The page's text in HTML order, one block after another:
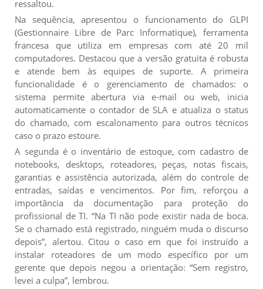
ressaltou.
Na sequência, apresentou o funcionamento do GLPI
(Gestionnaire Libre de Parc Informatique), ferramenta
francesa que utiliza em empresas com até 20 mil
computadores. Destacou que a versão gratuita é robusta
e atende bem às equipes de suporte. A primeira
funcionalidade é o gerenciamento de chamados: o
sistema permite abertura via e-mail ou web, inicia
automaticamente o contador de SLA e atualiza o status
do chamado, com escalonamento para outros técnicos
caso o prazo estoure.
A segunda é o inventário de estoque, com cadastro de
notebooks, desktops, roteadores, peças, notas fiscais,
garantias e assistência autorizada, além do controle de
entradas, saídas e vencimentos. Por fim, reforçou a
importância da documentação para proteção do
profissional de TI. “Na TI não pode existir nada de boca.
Se o chamado está registrado, ninguém muda o discurso
depois”, alertou. Citou o caso em que foi instruído a
instalar roteadores de um modo específico por um
gerente que depois negou a orientação: “Sem registro,
levei a culpa”, lembrou.